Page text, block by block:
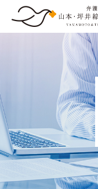
交通事故の流れ
事務所紹介
弁護士紹介
ご相談の流れ
弁護士費用